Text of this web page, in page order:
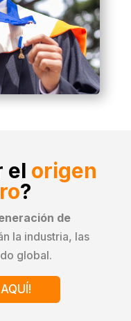
el origen
?
de
la industria, las
global.